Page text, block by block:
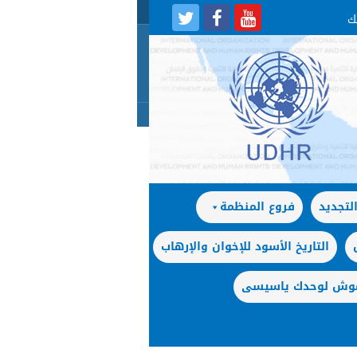
فروع المنظمة
التاريخ الأسود للإخوان والإرهاب
موش لوحدك ياسيسى